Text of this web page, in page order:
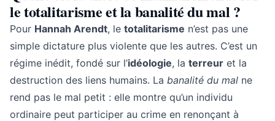
le totalitarisme et la banalité du mal ?
Pour Hannah Arendt, le totalitarisme n’est pas une
simple dictature plus violente que les autres. C’est un
régime inédit, fondé sur l’idéologie, la terreur et la
destruction des liens humains. La banalité du mal ne
rend pas le mal petit : elle montre qu’un individu
ordinaire peut participer au crime en renonçant à